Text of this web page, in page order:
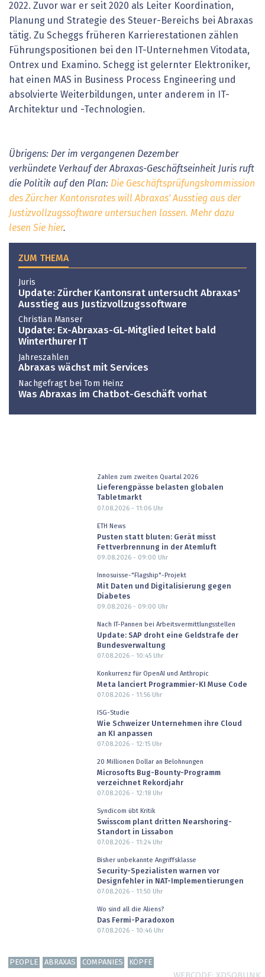
2022. Zuvor war er seit 2020 als Leiter Koordination,
Planung und Strategie des Steuer-Bereichs bei Abraxas
tätig. Zu Scheggs früheren Karrierestationen zählen
Führungspositionen bei den IT-Unternehmen Vitodata,
Ontrex und Examino. Schegg ist gelernter Elektroniker,
hat einen MAS in Business Process Engineering und
absolvierte Weiterbildungen, unter anderem in IT-
Architektur und -Technologien.
Übrigens: Der im vergangenen Dezember
verkündete Verkauf der Abraxas-Geschäftseinheit Juris ruft
die Politik auf den Plan: Die Geschäftsprüfungskommission
des Zürcher Kantonsrates will Abraxas' Ausstieg aus der
Justizvollzugssoftware untersuchen lassen. Mehr dazu
lesen Sie hier.
ZUM THEMA
Juris
Update: Zürcher Kantonsrat untersucht Abraxas'
Ausstieg aus Justizvollzugssoftware
Christian Manser
Update: Ex-Abraxas-GL-Mitglied leitet bald
Winterthurer IT
Jahreszahlen
Abraxas wächst mit Services
Nachgefragt bei Tom Heinz
Was Abraxas im Chatbot-Geschäft vorhat
Zahlen zum zweiten Quartal 2026
Lieferengpässe belasten globalen
Tabletmarkt
07.08.2026 - 11:06Uhr
ETH News
Pusten statt bluten: Gerät misst
Fettverbrennung in der Atemluft
09.08.2026 - 09:00 Uhr
Innosuisse-"Flagship"-Projekt
Mit Daten und Digitalisierung gegen
Diabetes
09.08.2026 - 09:00 Uhr
Nach IT-Pannen bei Arbeitsvermittlungsstellen
Update: SAP droht eine Geldstrafe der
Bundesverwaltung
07.08.2026 - 10:45Uhr
Konkurrenz für OpenAI und Anthropic
Meta lanciert Programmier-KI Muse Code
07.08.2026 - 11:56Uhr
ISG-Studie
Wie Schweizer Unternehmen ihre Cloud
an KI anpassen
07.08.2026 - 12:15Uhr
20 Millionen Dollar an Belohnungen
Microsofts Bug-Bounty-Programm
verzeichnet Rekordjahr
07.08.2026 - 12:18Uhr
Syndicom übt Kritik
Swisscom plant dritten Nearshoring-
Standort in Lissabon
07.08.2026 - 11:24Uhr
Bisher unbekannte Angriffsklasse
Security-Spezialisten warnen vor
Designfehler in NAT-Implementierungen
07.08.2026 - 11:50 Uhr
Wo sind all die Aliens?
Das Fermi-Paradoxon
07.08.2026 - 10:46Uhr
PEOPLE ABRAXAS COMPANIES KÖPFE